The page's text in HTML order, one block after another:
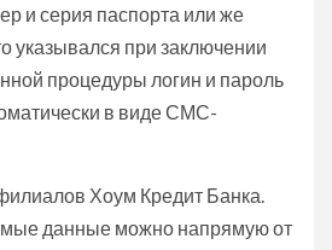
и серия паспорта или же
указывался при заключении
процедуры логин и пароль
в виде СМС-
Хоум Кредит Банка.
данные можно напрямую от